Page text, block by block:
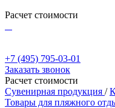
Расчет стоимости
+7 (495) 795-03-01
Заказать звонок
Расчет стоимости
Сувенирная продукция /
Товары для пляжного